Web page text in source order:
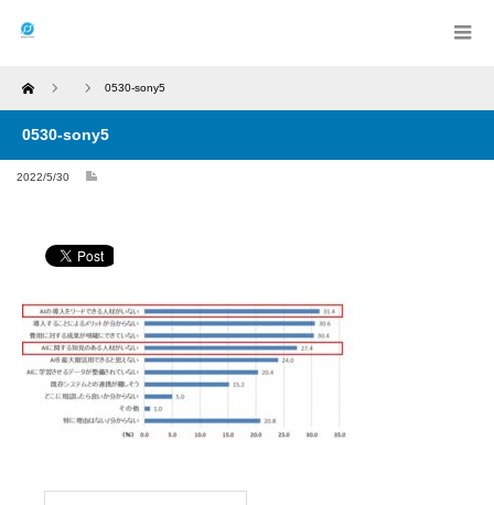
Home 0530-sony5
0530-sony5
2022/5/30